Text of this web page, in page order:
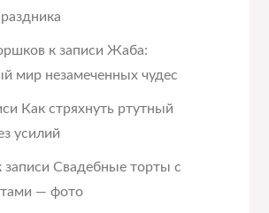
к записиЖаба:
мир незамеченных чудес
Как стряхнуть ртутный
усилий
записиСвадебные торты с
— фото